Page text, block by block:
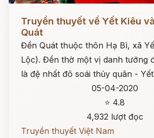
Đọc ngay
Truyền thuyết về Yết Kiêu
Quát
Đền Quát thuộc thôn Hạ Bì, xã
Lộc). Đền thờ một vị danh tướng
là đệ nhất đô soái thủy quân -
05-04-2020
⭐ 4.8
4,932 lượt đọc
Truyền thuyết Việt Nam